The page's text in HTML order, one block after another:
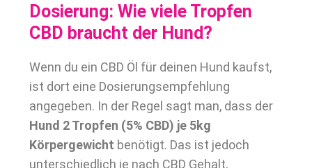
Dosierung: Wie viele Tropfen
CBD braucht der Hund?
Wenn du ein CBD Öl für deinen Hund kaufst,
ist dort eine Dosierungsempfehlung
angegeben. In der Regel sagt man, dass der
Hund 2 Tropfen (5% CBD) je 5kg
Körpergewicht benötigt. Das ist jedoch
unterschiedlich je nach CBD Gehalt,